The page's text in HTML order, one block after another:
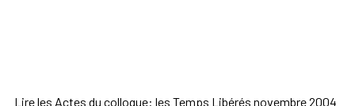
Lire les Actes du colloque: les Temps Libérés novembre 2004